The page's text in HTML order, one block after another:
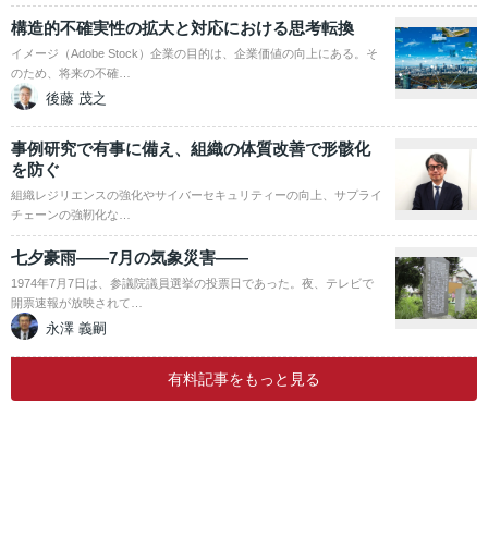
構造的不確実性の拡大と対応における思考転換
イメージ（Adobe Stock）企業の目的は、企業価値の向上にある。そ
のため、将来の不確…
後藤 茂之
事例研究で有事に備え、組織の体質改善で形骸化
を防ぐ
組織レジリエンスの強化やサイバーセキュリティーの向上、サプライ
チェーンの強靭化な…
七夕豪雨――7月の気象災害――
1974年7月7日は、参議院議員選挙の投票日であった。夜、テレビで
開票速報が放映されて…
永澤 義嗣
有料記事をもっと見る